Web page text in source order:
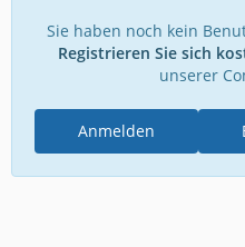
Sie haben noch kein
Registrieren Sie sich
unserer
Anmelden